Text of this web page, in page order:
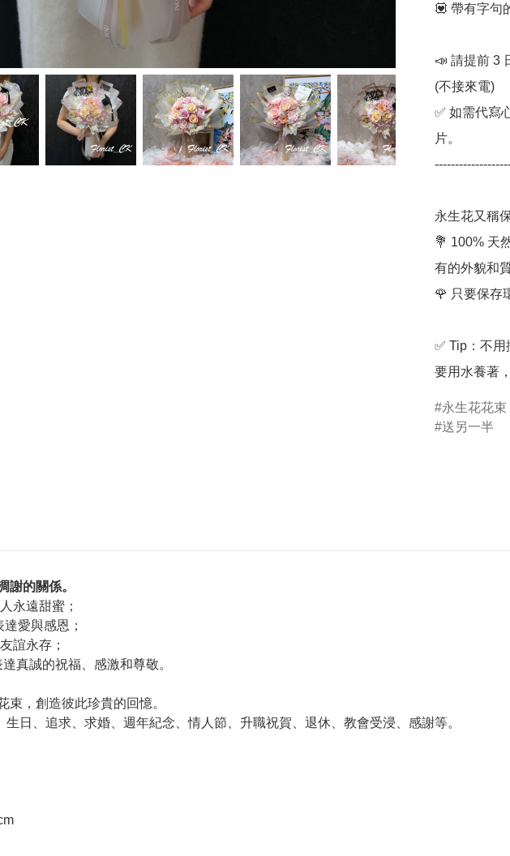
💟 帶有字句
📣 請提前 3
(不接來電)
✅ 如需代寫
片。
永生花又稱
💐 100% 天
有的外貌和
🌹 只要保存
✅ Tip：不
要用水養著
永生花花束
送另一半
謝的關係。
永遠甜蜜；
愛與感恩；
誼永存；
真誠的祝福、感激和尊敬。
束，創造彼此珍貴的回憶。
日、追求、求婚、週年紀念、情人節、升職祝賀、退休、教會受浸、感謝等。